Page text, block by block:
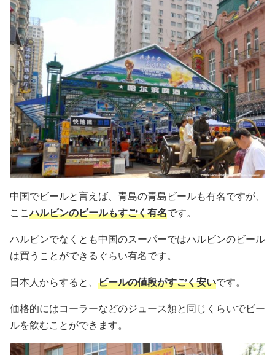
中国でビールと言えば、青島の青島ビールも有名ですが、
ここハルビンのビールもすごく有名です。
ハルビンでなくとも中国のスーパーではハルビンのビール
は買うことができるぐらい有名です。
日本人からすると、 ビールの値段がすごく安いです。
価格的にはコーラーなどのジュース類と同じくらいでビー
ルを飲むことができます。